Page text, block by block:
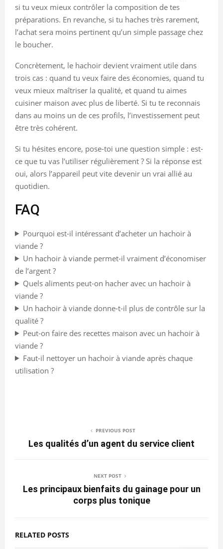
si tu veux mieux contrôler la composition de tes
préparations. En revanche, si tu haches très rarement,
l’achat sera moins pertinent qu’un simple passage chez
le boucher.
Concrètement, le hachoir devient vraiment utile dans
trois cas : quand tu veux faire des économies, quand tu
veux mieux maîtriser la qualité, et quand tu aimes
cuisiner maison avec plus de liberté. Si tu te reconnais
dans au moins un de ces profils, l’investissement peut
être très cohérent.
Si tu hésites encore, pose-toi une question simple : est-
ce que tu vas l’utiliser régulièrement ? Si la réponse est
oui, alors l’appareil peut vite devenir un vrai allié au
quotidien.
FAQ
Pourquoi est-il intéressant d’acheter un hachoir à
viande ?
Un hachoir à viande permet-il vraiment d’économiser
de l’argent ?
Quels aliments peut-on hacher avec un hachoir à
viande ?
Un hachoir à viande donne-t-il plus de contrôle sur la
qualité ?
Peut-on faire des recettes maison avec un hachoir à
viande ?
Faut-il nettoyer un hachoir à viande après chaque
utilisation ?
PREVIOUS POST
Les qualités d’un agent du service client
NEXT POST
Les principaux bienfaits du gainage pour un
corps plus tonique
RELATED POSTS